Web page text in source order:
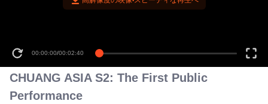
00:00:00/00:02:40
CHUANG ASIA S2: The First Public
Performance